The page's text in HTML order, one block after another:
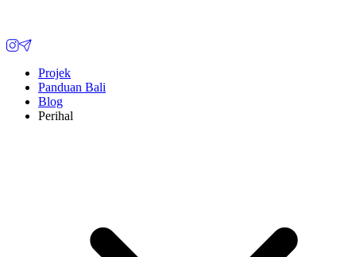
Projek
Panduan Bali
Blog
Perihal